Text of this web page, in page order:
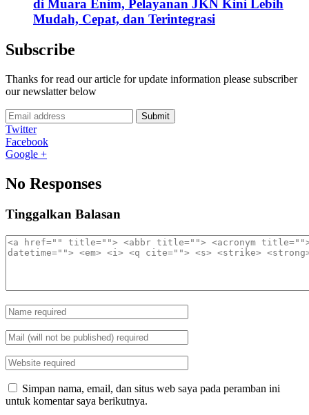
di Muara Enim, Pelayanan JKN Kini Lebih
Mudah, Cepat, dan Terintegrasi
Subscribe
Thanks for read our article for update information please subscriber
our newslatter below
Submit
Twitter
Facebook
Google +
No Responses
Tinggalkan Balasan
Simpan nama, email, dan situs web saya pada peramban ini
untuk komentar saya berikutnya.